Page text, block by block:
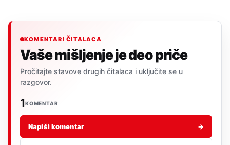
KOMENTARI ČITALACA
Vaše mišljenje je deo priče
Pročitajte stavove drugih čitalaca i uključite se u
razgovor.
1KOMENTAR
Napiši komentar →